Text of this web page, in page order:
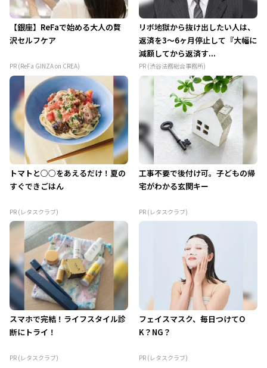
【銀座】ReFaで始める大人の贅
沢セルフケア
PR (ReFa GINZA on CREA)
リボ地獄から抜け出したい人は、
返済を3～6ヶ月停止して『大幅に
減額してから返済す...
PR (渋谷法務総合事務所)
トマトと○○をあえるだけ！夏の
すぐできごはん
PR (レタスクラブ)
工事不要で後付け可。子どもの帰
宅がわかる玄関キー
PR (レタスクラブ)
スマホで完結！ライフスタイル診
断にトライ！
PR (レタスクラブ)
フェイスマスク、毎日つけてO
K？NG？
PR (レタスクラブ)